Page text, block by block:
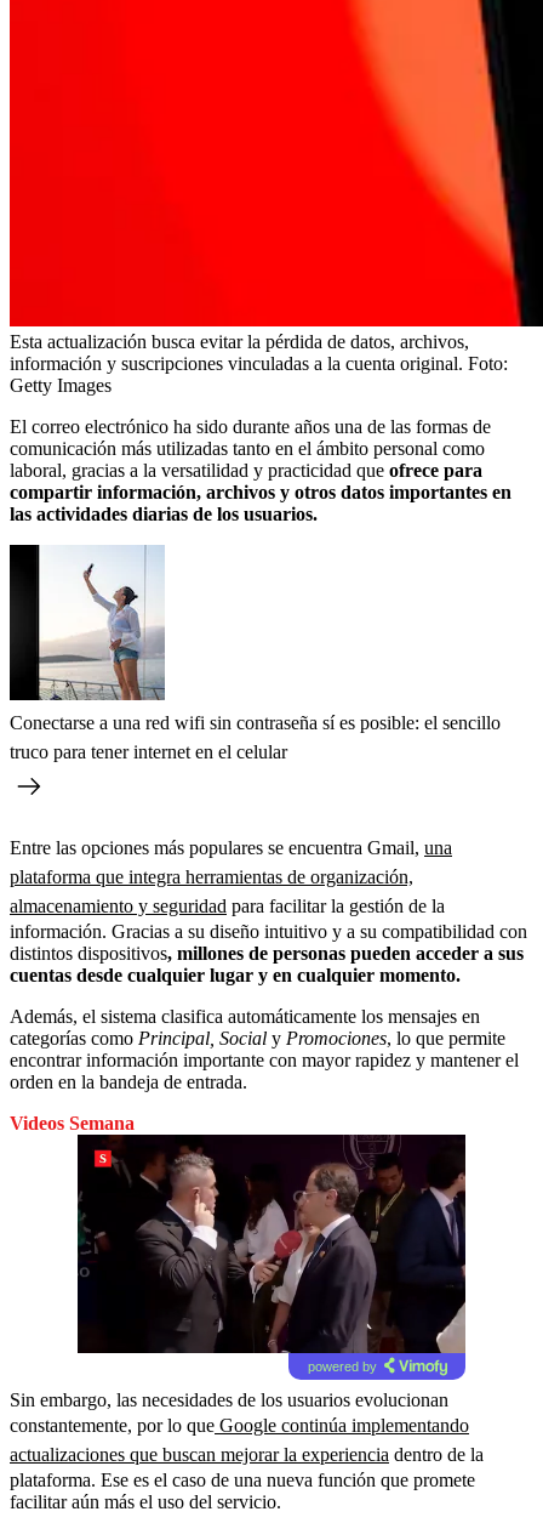
Esta actualización busca evitar la pérdida de datos, archivos,
información y suscripciones vinculadas a la cuenta original. Foto:
Getty Images
El correo electrónico ha sido durante años una de las formas de
comunicación más utilizadas tanto en el ámbito personal como
laboral, gracias a la versatilidad y practicidad que ofrece para
compartir información, archivos y otros datos importantes en
las actividades diarias de los usuarios.
Conectarse a una red wifi sin contraseña sí es posible: el sencillo
truco para tener internet en el celular
Entre las opciones más populares se encuentra Gmail, una
plataforma que integra herramientas de organización,
almacenamiento y seguridad para facilitar la gestión de la
información. Gracias a su diseño intuitivo y a su compatibilidad con
distintos dispositivos, millones de personas pueden acceder a sus
cuentas desde cualquier lugar y en cualquier momento.
Además, el sistema clasifica automáticamente los mensajes en
categorías como Principal, Social y Promociones, lo que permite
encontrar información importante con mayor rapidez y mantener el
orden en la bandeja de entrada.
Videos Semana
powered by
Sin embargo, las necesidades de los usuarios evolucionan
constantemente, por lo que Google continúa implementando
actualizaciones que buscan mejorar la experiencia dentro de la
plataforma. Ese es el caso de una nueva función que promete
facilitar aún más el uso del servicio.